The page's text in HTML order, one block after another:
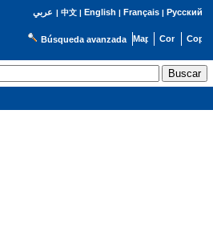
عربي | 中文| English | Français| Русский
Búsqueda avanzada